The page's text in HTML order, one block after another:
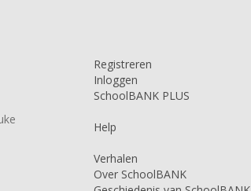
Registreren
Inloggen
SchoolBANK PLUS
Help
Verhalen
Over SchoolBANK